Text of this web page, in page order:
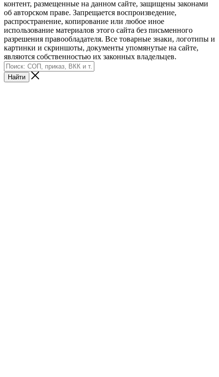
контент, размещенные на данном сайте, защищены законами
об авторском праве. Запрещается воспроизведение,
распространение, копирование или любое иное
использование материалов этого сайта без письменного
разрешения правообладателя. Все товарные знаки, логотипы и
картинки и скриншоты, документы упомянутые на сайте,
являются собственностью их законных владельцев.
Найти